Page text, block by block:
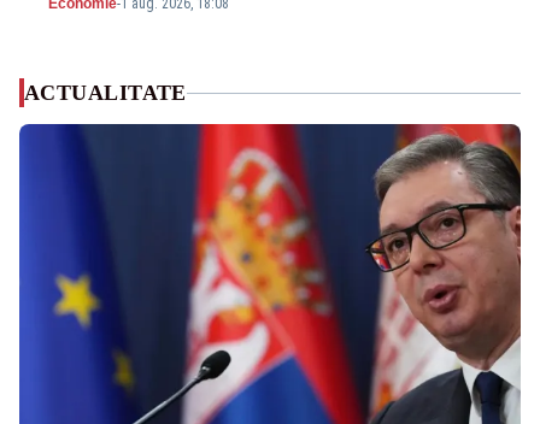
Economie- 1 aug. 2026, 18:08
ACTUALITATE